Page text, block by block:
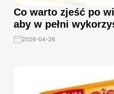
Co warto zjeść po
aby w pełni
2026-04-26